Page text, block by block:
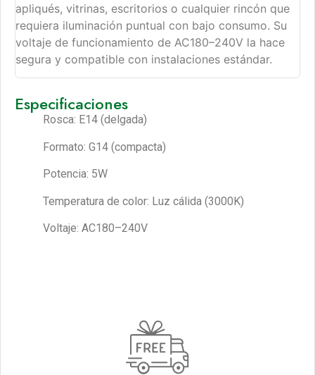
apliqués, vitrinas, escritorios o cualquier rincón que
requiera iluminación puntual con bajo consumo. Su
voltaje de funcionamiento de AC180–240V la hace
segura y compatible con instalaciones estándar.
Especificaciones
Rosca: E14 (delgada)
Formato: G14 (compacta)
Potencia: 5W
Temperatura de color: Luz cálida (3000K)
Voltaje: AC180–240V